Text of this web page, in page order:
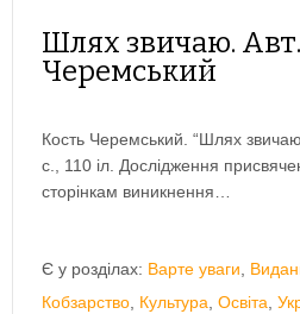
Шлях звичаю.
Черемський
Кость Черемський. “Шлях
с., 110 іл. Дослідження
сторінкам виникнення…
Є у розділах: Варте уваги,
Кобзарство, Культура, Освіта,